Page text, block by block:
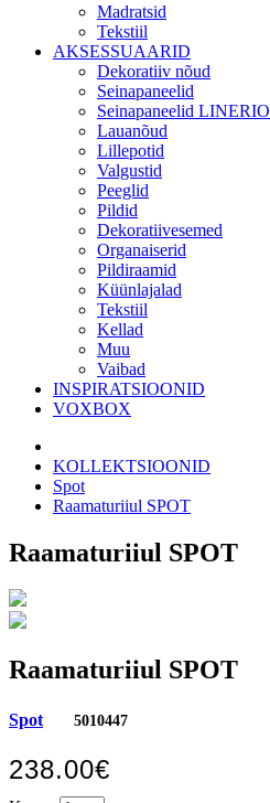
Madratsid
Tekstiil
AKSESSUAARID
Dekoratiiv nõud
Seinapaneelid
Seinapaneelid LINERIO
Lauanõud
Lillepotid
Valgustid
Peeglid
Pildid
Dekoratiivesemed
Organaiserid
Pildiraamid
Küünlajalad
Tekstiil
Kellad
Muu
Vaibad
INSPIRATSIOONID
VOXBOX
KOLLEKTSIOONID
Spot
Raamaturiiul SPOT
Raamaturiiul SPOT
Raamaturiiul SPOT
Spot 5010447
238.00€